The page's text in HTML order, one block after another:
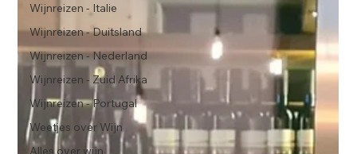
Wijnreizen - Italie
Wijnreizen - Duitsland
Wijnreizen - Nederland
Wijnreizen - Zuid Afrika
Wijnreizen - Portugal
Weetjes over Wijn
Alles over wijn